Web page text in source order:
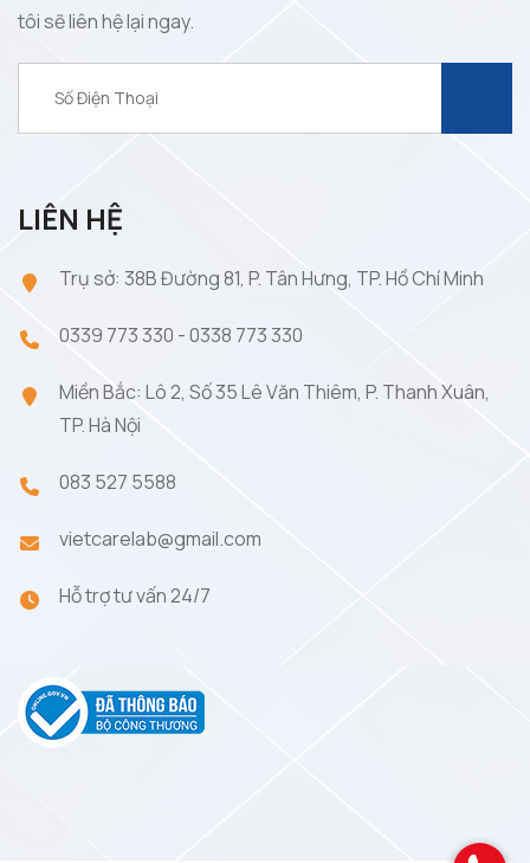
tôi sẽ liên hệ lại ngay.
LIÊN HỆ
Trụ sở: 38B Đường 81, P. Tân Hưng, TP. Hồ Chí Minh
0339 773 330 -0338 773 330
Miền Bắc: Lô 2, Số 35 Lê Văn Thiêm, P. Thanh Xuân,
TP. Hà Nội
083 527 5588
vietcarelab@gmail.com
Hỗ trợ tư vấn 24/7